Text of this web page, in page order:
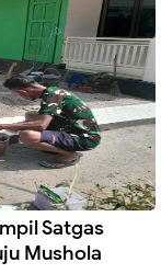
Satgas
Mushola